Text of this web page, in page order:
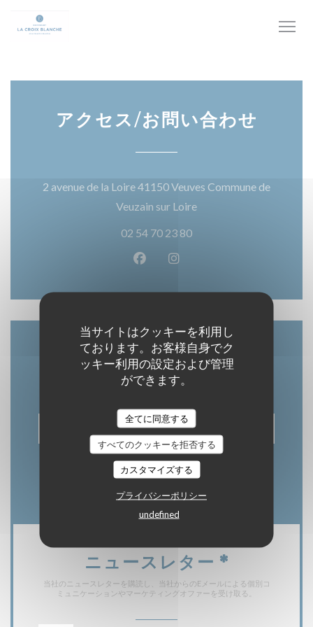
当サイトはクッキーを利用し
ております。お客様自身でク
ッキー利用の設定および管理
ができます。
全てに同意する
すべてのクッキーを拒否する
カスタマイズする
プライバシーポリシー
undefined
アクセス/お問い合わせ
2 avenue de la Loire 41150 Veuves Commune de
Veuzain sur Loire((新しいウィンドウで
02 54 70 23 80
Facebook ((新しいウィンドウ
Instagram ((新しいウィ
お問い合わせ
予約
ニュースレター *
当社のニュースレターを購読し、当社からのEメールによる個別コ
ミュニケーションやマーケティングオファーを受け取る。